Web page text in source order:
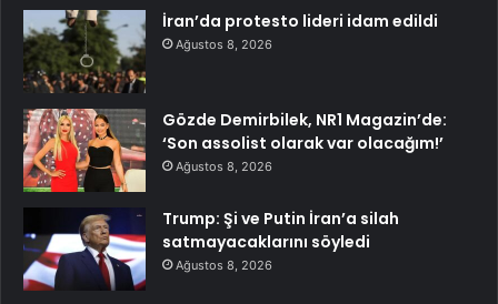
İran’da protesto lideri idam edildi
Ağustos 8, 2026
Gözde Demirbilek, NR1 Magazin’de:
‘Son assolist olarak var olacağım!’
Ağustos 8, 2026
Trump: Şi ve Putin İran’a silah
satmayacaklarını söyledi
Ağustos 8, 2026